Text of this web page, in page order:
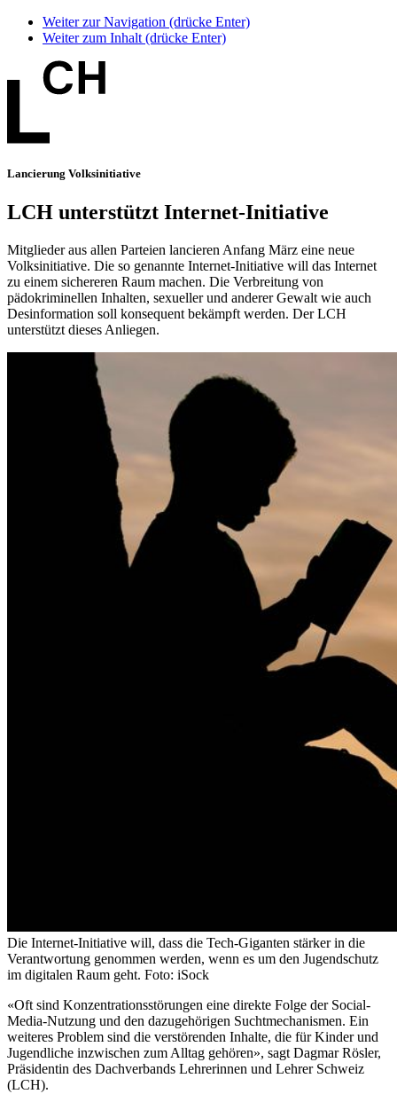
Weiter zur Navigation (drücke Enter)
Weiter zum Inhalt (drücke Enter)
Lancierung Volksinitiative
LCH unterstützt Internet-Initiative
Mitglieder aus allen Parteien lancieren Anfang März eine neue
Volksinitiative. Die so genannte Internet-Initiative will das Internet
zu einem sichereren Raum machen. Die Verbreitung von
pädokriminellen Inhalten, sexueller und anderer Gewalt wie auch
Desinformation soll konsequent bekämpft werden. Der LCH
unterstützt dieses Anliegen.
Die Internet-Initiative will, dass die Tech-Giganten stärker in die
Verantwortung genommen werden, wenn es um den Jugendschutz
im digitalen Raum geht. Foto: iSock
«Oft sind Konzentrationsstörungen eine direkte Folge der Social-
Media-Nutzung und den dazugehörigen Suchtmechanismen. Ein
weiteres Problem sind die verstörenden Inhalte, die für Kinder und
Jugendliche inzwischen zum Alltag gehören», sagt Dagmar Rösler,
Präsidentin des Dachverbands Lehrerinnen und Lehrer Schweiz
(LCH).